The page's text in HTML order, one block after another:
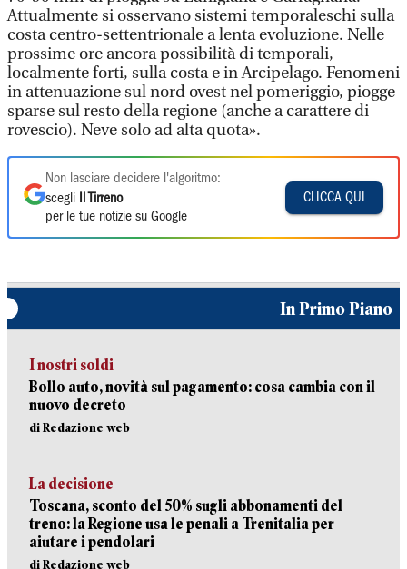
Attualmente si osservano sistemi temporaleschi sulla
costa centro-settentrionale a lenta evoluzione. Nelle
prossime ore ancora possibilità di temporali,
localmente forti, sulla costa e in Arcipelago. Fenomeni
in attenuazione sul nord ovest nel pomeriggio, piogge
sparse sul resto della regione (anche a carattere di
rovescio). Neve solo ad alta quota».
Non lasciare decidere l'algoritmo:
scegli
Il Tirreno
per le tue notizie su Google
CLICCA QUI
In Primo Piano
I nostri soldi
Bollo auto, novità sul pagamento: cosa cambia con il
nuovo decreto
di Redazione web
La decisione
Toscana, sconto del 50% sugli abbonamenti del
treno: la Regione usa le penali a Trenitalia per
aiutare i pendolari
di Redazione web